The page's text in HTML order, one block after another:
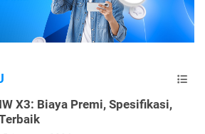
X3: Biaya Premi, Spesifikasi,